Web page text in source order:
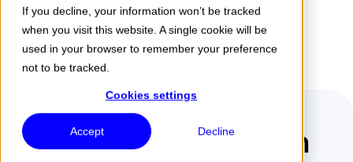
If you decline, your information won’t be tracked
when you visit this website. A single cookie will be
used in your browser to remember your preference
not to be tracked.
Cookies settings
Accept Decline
Menu
Patientenerlebnis im